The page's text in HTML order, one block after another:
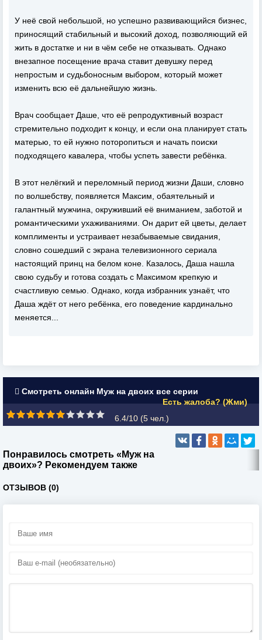
У неё свой небольшой, но успешно развивающийся бизнес,
приносящий стабильный и высокий доход, позволяющий ей
жить в достатке и ни в чём себе не отказывать. Однако
внезапное посещение врача ставит девушку перед
непростым и судьбоносным выбором, который может
изменить всю её дальнейшую жизнь.
Врач сообщает Даше, что её репродуктивный возраст
стремительно подходит к концу, и если она планирует стать
матерью, то ей нужно поторопиться и начать поиски
подходящего кавалера, чтобы успеть завести ребёнка.
В этот нелёгкий и переломный период жизни Даши, словно
по волшебству, появляется Максим, обаятельный и
галантный мужчина, окруживший её вниманием, заботой и
романтическими ухаживаниями. Он дарит ей цветы, делает
комплименты и устраивает незабываемые свидания,
словно сошедший с экрана телевизионного сериала
настоящий принц на белом коне. Казалось, Даша нашла
свою судьбу и готова создать с Максимом крепкую и
счастливую семью. Однако, когда избранник узнаёт, что
Даша ждёт от него ребёнка, его поведение кардинально
меняется...
Смотреть онлайн Муж на двоих все серии
Есть жалоба? (Жми)
6.4/10 (5 чел.)
Понравилось смотреть «Муж на
двоих»? Рекомендуем также
ОТЗЫВОВ (0)